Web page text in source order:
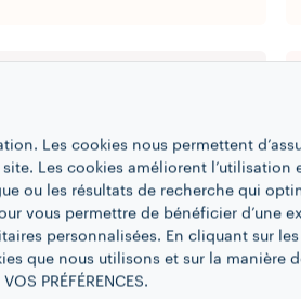
CAFÉ EN GRAINS
Les cookies nous permettent
Les cookies améliorent l’utilisation
ou les résultats de recherche qui
vous permettre de bénéficier d’une
personnalisées. En cliquant sur
que nous utilisons et sur la manière
PRÉFÉRENCES.